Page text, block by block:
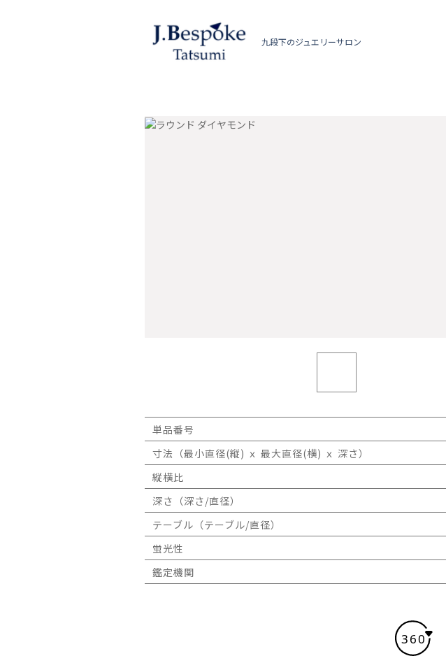
九段下のジュエリーサロン
単品番号
寸法（最小直径(縦) ｘ 最大直径(横) ｘ 深さ）
縦横比
深さ（深さ/直径）
テーブル（テーブル/直径）
蛍光性
鑑定機関